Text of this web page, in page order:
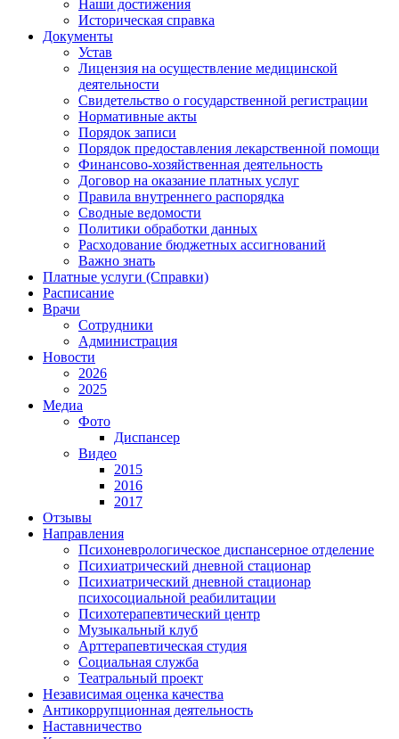
Наши достижения
Историческая справка
Документы
Устав
Лицензия на осуществление медицинской
деятельности
Свидетельство о государственной регистрации
Нормативные акты
Порядок записи
Порядок предоставления лекарственной помощи
Финансово-хозяйственная деятельность
Договор на оказание платных услуг
Правила внутреннего распорядка
Сводные ведомости
Политики обработки данных
Расходование бюджетных ассигнований
Важно знать
Платные услуги (Справки)
Расписание
Врачи
Сотрудники
Администрация
Новости
2026
2025
Медиа
Фото
Диспансер
Видео
2015
2016
2017
Отзывы
Направления
Психоневрологическое диспансерное отделение
Психиатрический дневной стационар
Психиатрический дневной стационар
психосоциальной реабилитации
Психотерапевтический центр
Музыкальный клуб
Арттерапевтическая студия
Социальная служба
Театральный проект
Независимая оценка качества
Антикоррупционная деятельность
Наставничество